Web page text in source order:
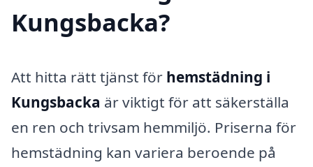
Kungsbacka?
Att hitta rätt tjänst för hemstädning i
Kungsbacka är viktigt för att säkerställa
en ren och trivsam hemmiljö. Priserna för
hemstädning kan variera beroende på